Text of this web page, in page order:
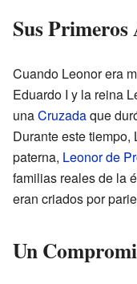
Sus
Cuando Leonor era
Eduardo I y la reina
unaCruzadaque
Durante este
paterna, Leonor de
familias reales de la
eran criados por
Un